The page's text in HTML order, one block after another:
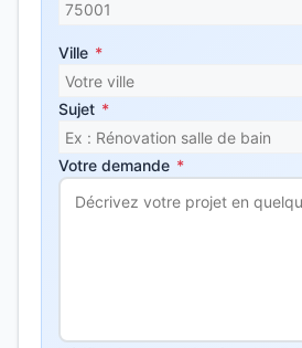
Ville *
Sujet *
Votre demande *